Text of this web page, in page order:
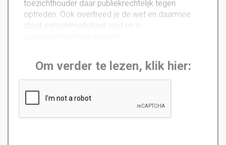
toezichthouder daar publiekrechtelijk tegen
optreden. Ook overtreed je de wet en daarmee
staat onrechtmatigheid vast en is
Om verder te lezen, klik hier: